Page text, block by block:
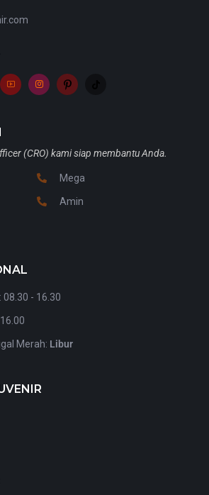
(CRO) kami siap membantu Anda.
Mega
Amin
- 16.30
Merah: Libur